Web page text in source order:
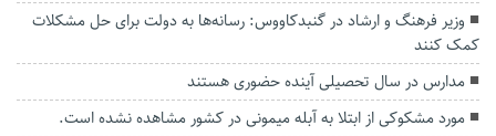
وزیر فرهنگ و ارشاد در گنبدکاووس: رسانه‌ها به دولت برای حل مشکلات
کمک کنند
مدارس در سال تحصیلی آینده حضوری هستند
مورد مشکوکی از ابتلا به آبله میمونی در کشور مشاهده نشده است.